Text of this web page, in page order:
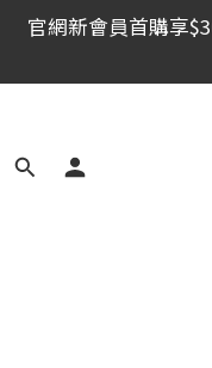
官網新會員首購享
官網新會員首購享